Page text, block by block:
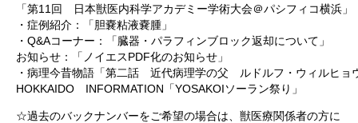
「第11回 日本獣医内科学アカデミー学術大会＠パシフィコ横浜」
・症例紹介：「胆嚢粘液嚢腫」
・Q&Aコーナー：「臓器・パラフィンブロック返却について」
お知らせ：「ノイエスPDF化のお知らせ」
・病理今昔物語「第二話 近代病理学の父 ルドルフ・ウィルヒョ
HOKKAIDO INFORMATION「YOSAKOIソーラン祭り」
☆過去のバックナンバーをご希望の場合は、獣医療関係者の方に